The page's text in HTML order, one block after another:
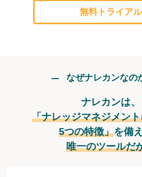
無料トライアル
なぜナレカンなの
ナレカンは、
「ナレッジマネジメン
5つの特徴」を備
唯一のツールだ